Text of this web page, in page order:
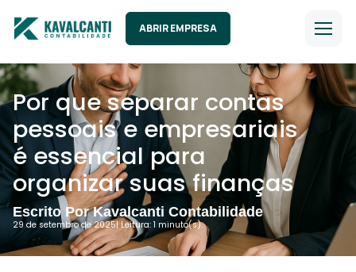
ABRIR EMPRESA
Por que separar contas
pessoais e empresariais
é essencial para
organizar suas finanças
Escrito Por Kavalcanti Contabilidade
29 de setembro de 2025| Leitura: 1 minuto(s).